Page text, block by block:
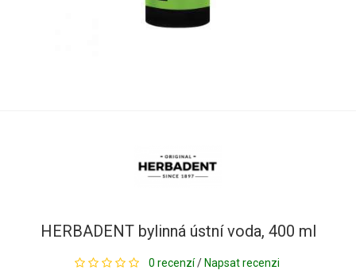
HERBADENT bylinná ústní voda, 400 ml
0 recenzí / Napsat recenzi